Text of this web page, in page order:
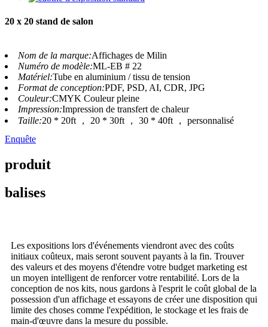
20 x 20 stand de salon
Nom de la marque:Affichages de Milin
Numéro de modèle:ML-EB # 22
Matériel:Tube en aluminium / tissu de tension
Format de conception:PDF, PSD, AI, CDR, JPG
Couleur:CMYK Couleur pleine
Impression:Impression de transfert de chaleur
Taille:20 * 20ft ， 20 * 30ft ， 30 * 40ft ， personnalisé
Enquête
produit
balises
Les expositions lors d'événements viendront avec des coûts
initiaux coûteux, mais seront souvent payants à la fin. Trouver
des valeurs et des moyens d'étendre votre budget marketing est
un moyen intelligent de renforcer votre rentabilité. Lors de la
conception de nos kits, nous gardons à l'esprit le coût global de la
possession d'un affichage et essayons de créer une disposition qui
limite des choses comme l'expédition, le stockage et les frais de
main-d'œuvre dans la mesure du possible.